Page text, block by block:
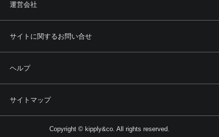
運営会社
サイトに関するお問い合せ
ヘルプ
サイトマップ
Copyright © kipply&co. All rights reserved.